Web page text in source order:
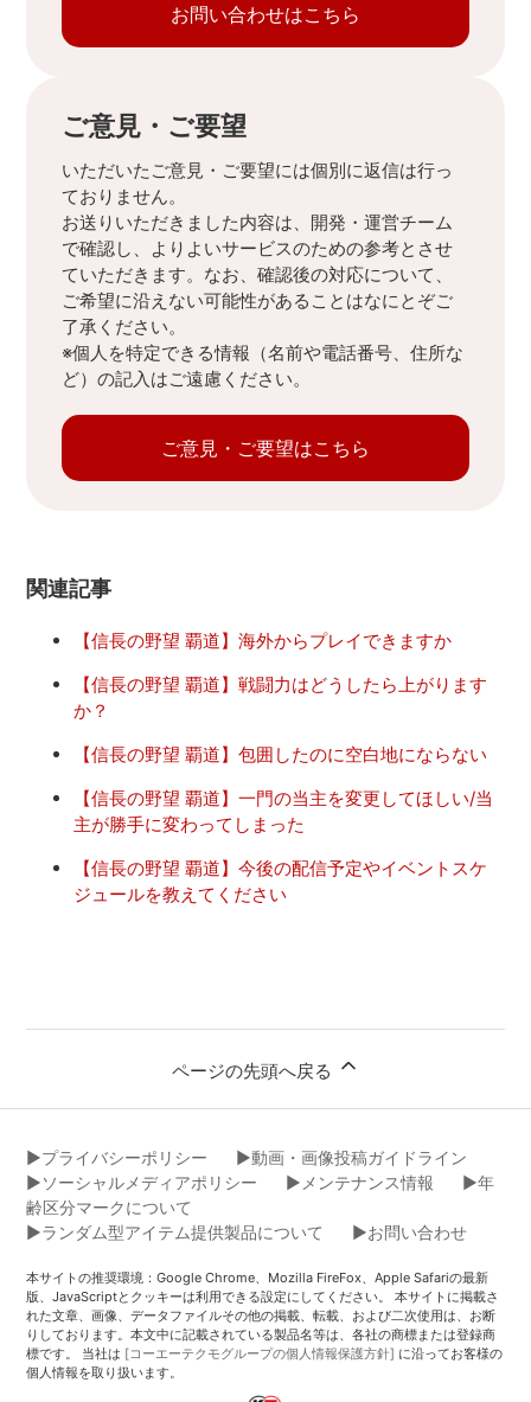
お問い合わせはこちら
ご意見・ご要望
いただいたご意見・ご要望には個別に返信は行っ
ておりません。
お送りいただきました内容は、開発・運営チーム
で確認し、よりよいサービスのための参考とさせ
ていただきます。なお、確認後の対応について、
ご希望に沿えない可能性があることはなにとぞご
了承ください。
※個人を特定できる情報（名前や電話番号、住所な
ど）の記入はご遠慮ください。
ご意見・ご要望はこちら
関連記事
【信長の野望 覇道】海外からプレイできますか
【信長の野望 覇道】戦闘力はどうしたら上がります
か？
【信長の野望 覇道】包囲したのに空白地にならない
【信長の野望 覇道】一門の当主を変更してほしい/当
主が勝手に変わってしまった
【信長の野望 覇道】今後の配信予定やイベントスケ
ジュールを教えてください
ページの先頭へ戻る
▶︎プライバシーポリシー
▶︎動画・画像投稿ガイドライン
▶︎ソーシャルメディアポリシー
▶︎メンテナンス情報
▶︎年
齢区分マークについて
▶︎ランダム型アイテム提供製品について
▶︎お問い合わせ
本サイトの推奨環境：Google Chrome、Mozilla FireFox、Apple Safariの最新
版、JavaScriptとクッキーは利用できる設定にしてください。 本サイトに掲載さ
れた文章、画像、データファイルその他の掲載、転載、および二次使用は、お断
りしております。本文中に記載されている製品名等は、各社の商標または登録商
標です。 当社は [コーエーテクモグループの個人情報保護方針] に沿ってお客様の
個人情報を取り扱います。